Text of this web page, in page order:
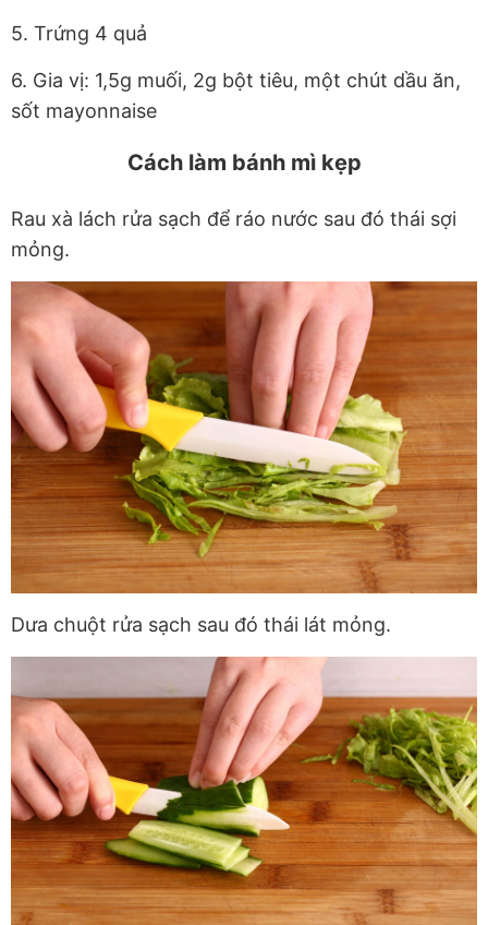
5. Trứng 4 quả
6. Gia vị: 1,5g muối, 2g bột tiêu, một chút dầu ăn,
sốt mayonnaise
Cách làm bánh mì kẹp
Rau xà lách rửa sạch để ráo nước sau đó thái sợi
mỏng.
Dưa chuột rửa sạch sau đó thái lát mỏng.